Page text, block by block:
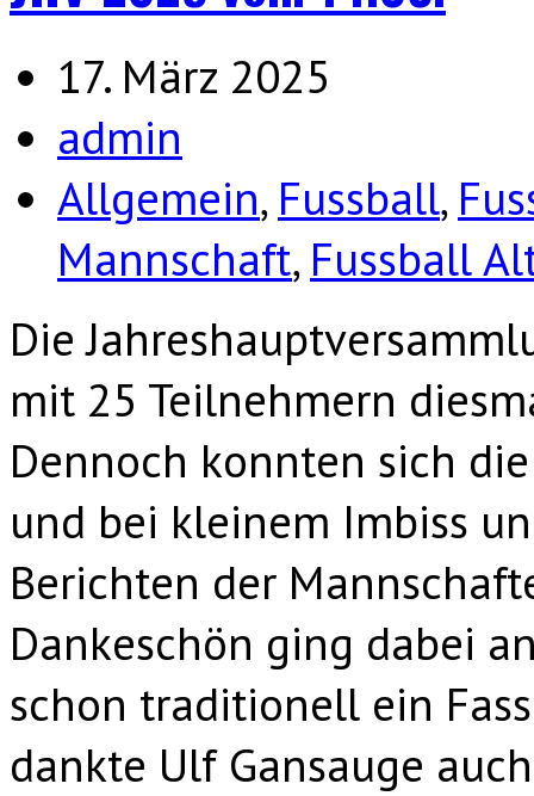
17. März 2025
admin
Allgemein, Fussball,
Mannschaft, Fussball
Die
mit 25 Teilnehmern
Dennoch konnten sich
und bei kleinem Imbiss
Berichten der
Dankeschön ging dabei
schon traditionell ein
dankte Ulf Gansauge